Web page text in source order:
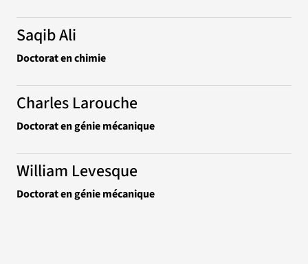
Saqib Ali
Doctorat en chimie
Charles Larouche
Doctorat en génie mécanique
William Levesque
Doctorat en génie mécanique